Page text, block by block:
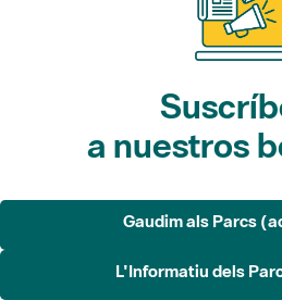
a nuestros
Gaudim als Parcs
L'Informatiu dels